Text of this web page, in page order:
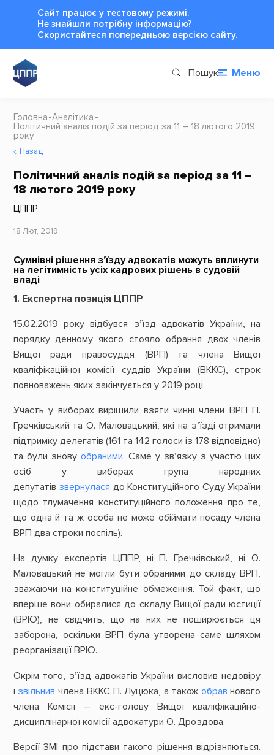
Сайт працює у тестовому режимі.
Не знайшли потрібну інформацію?
Cкористайтеся попередньою версією сайту.
Пошук Меню
Головна Аналітика
Політичний аналіз подій за період за 11 – 18 лютого 2019
року
Назад
Політичний аналіз подій за період за 11 –
18 лютого 2019 року
ЦППР
18 Лют, 2019
Сумнівні рішення з’їзду адвокатів можуть вплинути
на легітимність усіх кадрових рішень в судовій
владі
1. Експертна позиція ЦППР
15.02.2019 року відбувся з’їзд адвокатів України, на
порядку денному якого стояло обрання двох членів
Вищої ради правосуддя (ВРП) та члена Вищої
кваліфікаційної комісії суддів України (ВККС), строк
повноважень яких закінчується у 2019 році.
Участь у виборах вирішили взяти чинні члени ВРП П.
Гречківський та О. Маловацький, які на з’їзді отримали
підтримку делегатів (161 та 142 голоси із 178 відповідно)
та були знову обраними. Саме у зв’язку з участю цих
осіб у виборах група народних
депутатів звернулася до Конституційного Суду України
щодо тлумачення конституційного положення про те,
що одна й та ж особа не може обіймати посаду члена
ВРП два строки поспіль).
На думку експертів ЦППР, ні П. Гречківський, ні О.
Маловацький не могли бути обраними до складу ВРП,
зважаючи на конституційне обмеження. Той факт, що
вперше вони обиралися до складу Вищої ради юстиції
(ВРЮ), не свідчить, що на них не поширюється ця
заборона, оскільки ВРП була утворена саме шляхом
реорганізації ВРЮ.
Окрім того, з’їзд адвокатів України висловив недовіру
і звільнив члена ВККС П. Луцюка, а також обрав нового
члена Комісії – екс-голову Вищої кваліфікаційно-
дисциплінарної комісії адвокатури О. Дроздова.
Версії ЗМІ про підстави такого рішення відрізняються.